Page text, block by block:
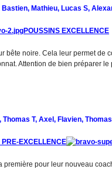
Mathieu, Lucas S,
POUSSINS EXCELLENCE
bête noire. Cela leur permet de
Attention de bien préparer
Thomas T, Axel, Flavien,
EXCELLENCE
pour leur nouveau